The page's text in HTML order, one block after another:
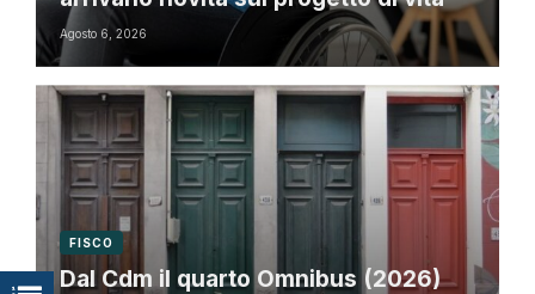
Agosto 6, 2026
FISCO
Dal Cdm il quarto Omnibus (2026)